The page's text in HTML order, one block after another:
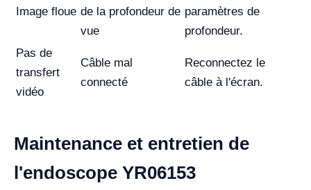
Image floue de la profondeur de
vue
paramètres de
profondeur.
Pas de
transfert
vidéo
Câble mal
connecté
Reconnectez le
câble à l'écran.
Maintenance et entretien de
l'endoscope YR06153